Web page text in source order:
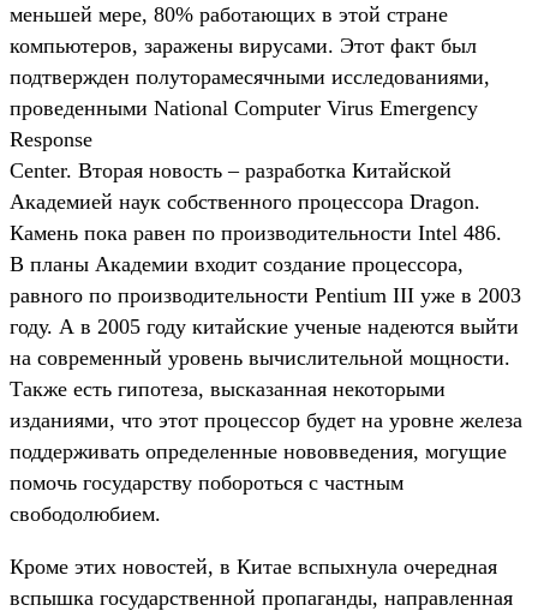
меньшей мере, 80% работающих в этой стране
компьютеров, заражены вирусами. Этот факт был
подтвержден полуторамесячными исследованиями,
проведенными National Computer Virus Emergency
Response
Center. Вторая новость – разработка Китайской
Академией наук собственного процессора Dragon.
Камень пока равен по производительности Intel 486.
В планы Академии входит создание процессора,
равного по производительности Pentium III уже в 2003
году. А в 2005 году китайские ученые надеются выйти
на современный уровень вычислительной мощности.
Также есть гипотеза, высказанная некоторыми
изданиями, что этот процессор будет на уровне железа
поддерживать определенные нововведения, могущие
помочь государству побороться с частным
свободолюбием.
Кроме этих новостей, в Китае вспыхнула очередная
вспышка государственной пропаганды, направленная